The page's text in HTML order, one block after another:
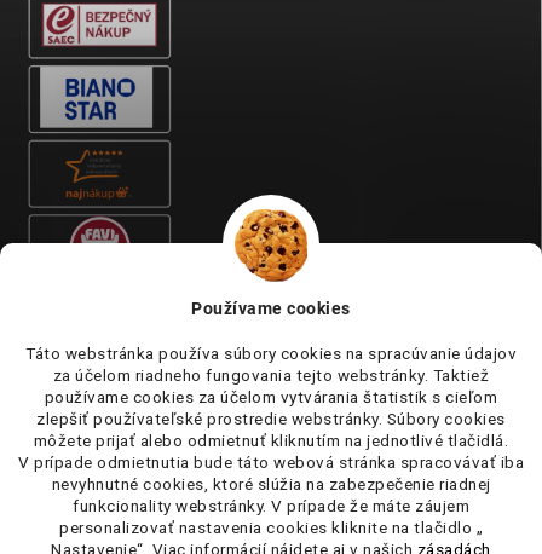
Používame cookies
Táto webstránka používa súbory cookies na spracúvanie údajov
za účelom riadneho fungovania tejto webstránky. Taktiež
používame cookies za účelom vytvárania štatistik s cieľom
zlepšiť používateľské prostredie webstránky. Súbory cookies
môžete prijať alebo odmietnuť kliknutím na jednotlivé tlačidlá.
V prípade odmietnutia bude táto webová stránka spracovávať iba
nevyhnutné cookies, ktoré slúžia na zabezpečenie riadnej
funkcionality webstránky. V prípade že máte záujem
personalizovať nastavenia cookies kliknite na tlačidlo „
Nastavenie“. Viac informácií nájdete aj v našich zásadách